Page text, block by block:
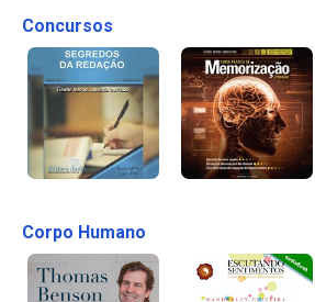
Concursos
Corpo Humano